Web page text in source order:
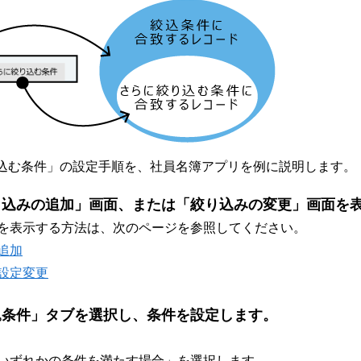
む条件」の設定手順を、社員名簿アプリを例に説明します。
みの追加」画面、または「絞り込みの変更」画面を
表示する方法は、次のページを参照してください。
加
定変更
件」タブを選択し、条件を設定します。